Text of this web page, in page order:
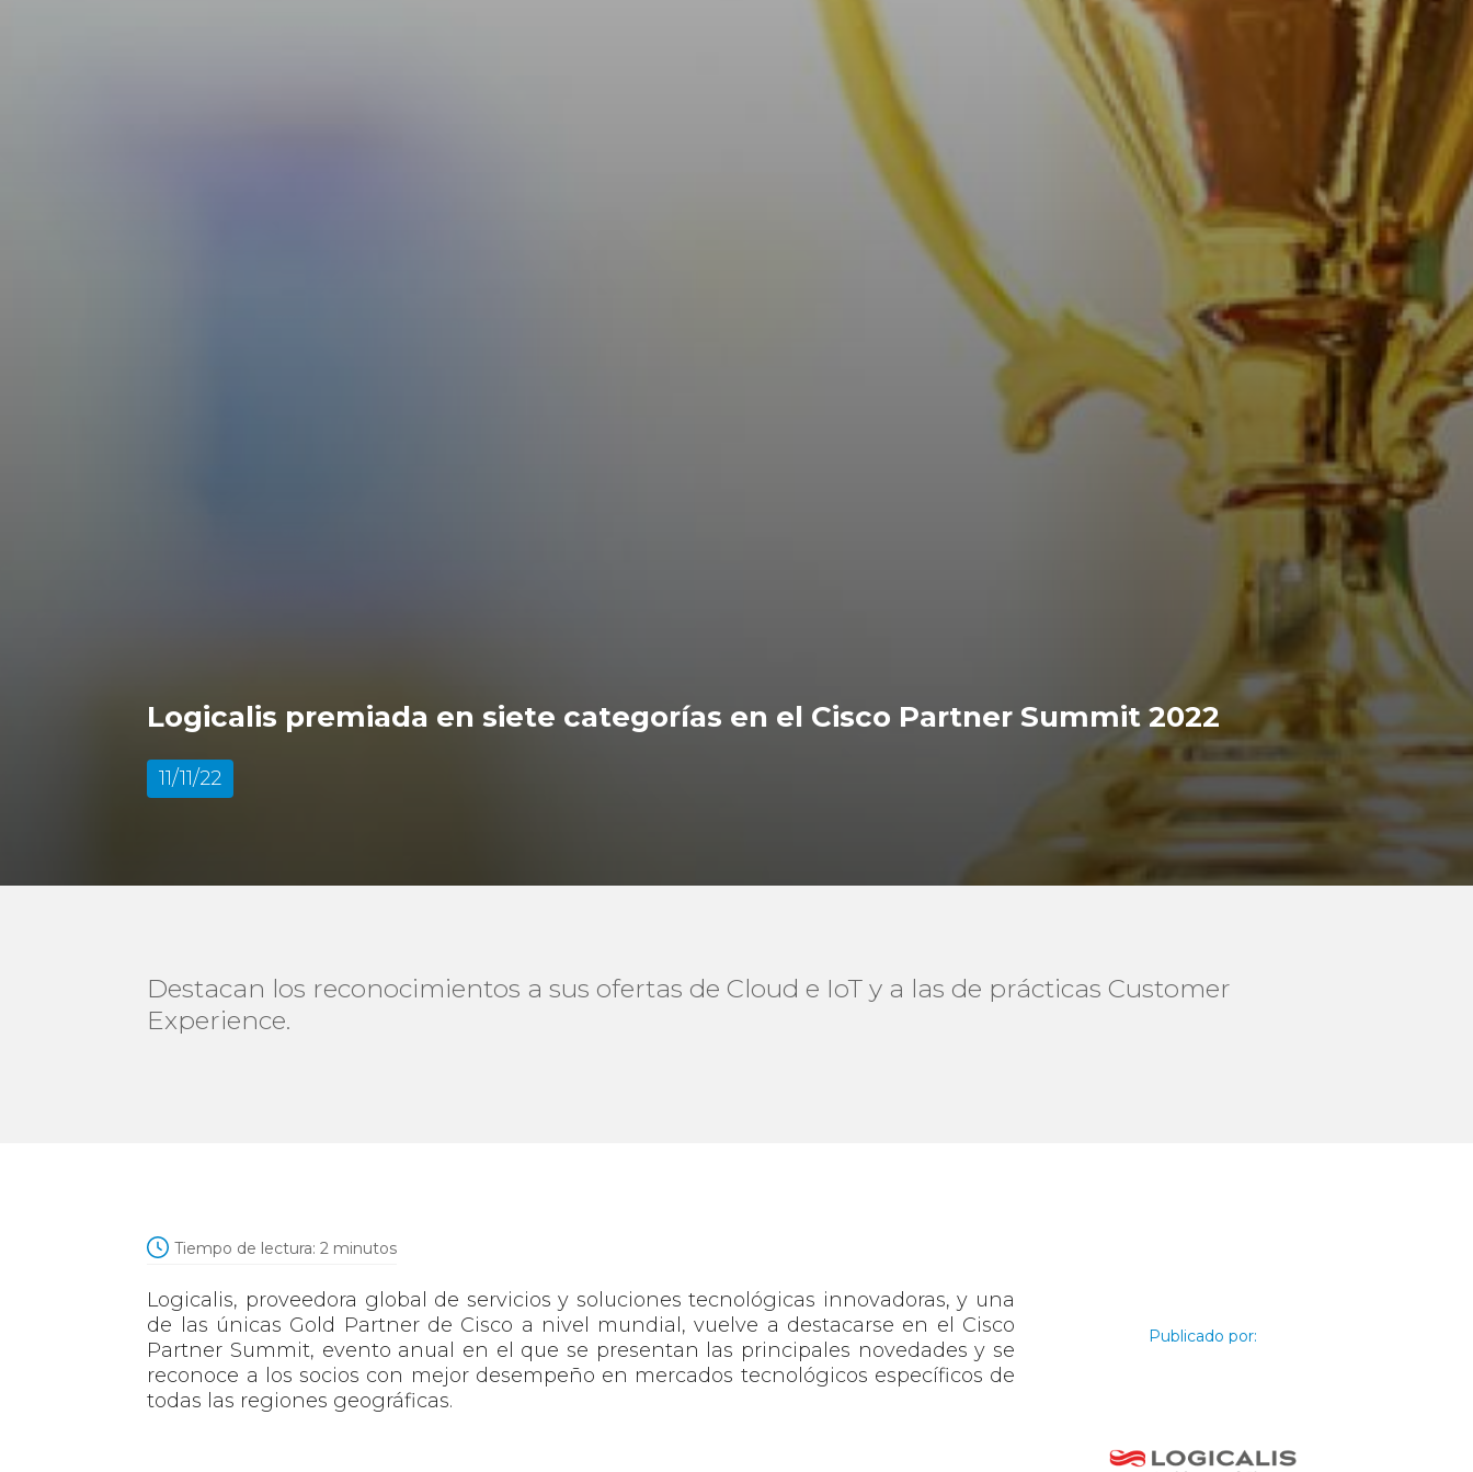
Logicalis premiada en siete categorías en el Cisco Partner Summit 2022
11/11/22
Destacan los reconocimientos a sus ofertas de Cloud e IoT y a las de prácticas Customer
Experience.
Tiempo de lectura: 2 minutos
Logicalis, proveedora global de servicios y soluciones tecnológicas innovadoras, y una
de las únicas Gold Partner de Cisco a nivel mundial, vuelve a destacarse en el Cisco
Partner Summit, evento anual en el que se presentan las principales novedades y se
reconoce a los socios con mejor desempeño en mercados tecnológicos específicos de
todas las regiones geográficas.
Publicado por: